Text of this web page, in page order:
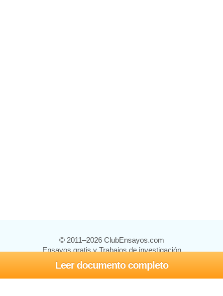
Leer documento completo
© 2011–2026 ClubEnsayos.com
Ensayos gratis y Trabajos de investigación